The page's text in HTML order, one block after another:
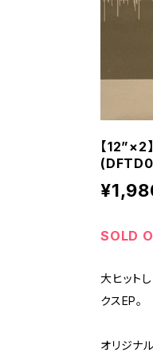
【
SOLD
大ヒット
クスEP。
オリジナ